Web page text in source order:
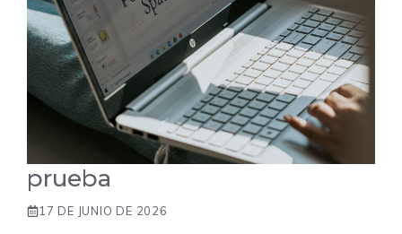
prueba
17 DE JUNIO DE 2026